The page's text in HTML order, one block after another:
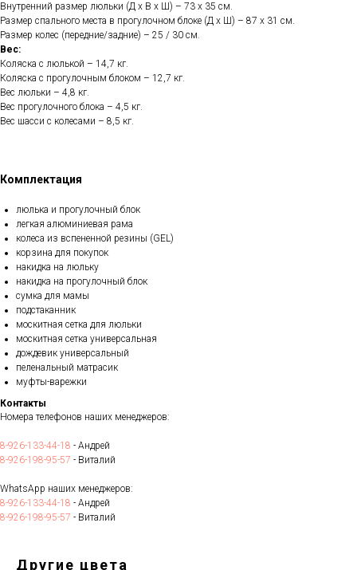
Внутренний размер люльки (Д х В х Ш) – 73 х 35 см.
Размер спального места в прогулочном блоке (Д х Ш) – 87 х 31 см.
Размер колес (передние/задние) – 25 / 30 см.
Вес:
Коляска с люлькой – 14,7 кг.
Коляска с прогулочным блоком – 12,7 кг.
Вес люльки – 4,8 кг.
Вес прогулочного блока – 4,5 кг.
Вес шасси с колесами – 8,5 кг.
Комплектация
люлька и прогулочный блок
легкая алюминиевая рама
колеса из вспененной резины (GEL)
корзина для покупок
накидка на люльку
накидка на прогулочный блок
сумка для мамы
подстаканник
москитная сетка для люльки
москитная сетка универсальная
дождевик универсальный
пеленальный матрасик
муфты-варежки
Контакты
Номера телефонов наших менеджеров:
8-926-133-44-18 - Андрей
8-926-198-95-57 - Виталий
WhatsApp наших менеджеров:
8-926-133-44-18 - Андрей
8-926-198-95-57 - Виталий
Другие цвета